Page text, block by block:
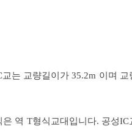
는 교량길이가 35.2m 이며 교
역 T형식교대입니다. 공성IC